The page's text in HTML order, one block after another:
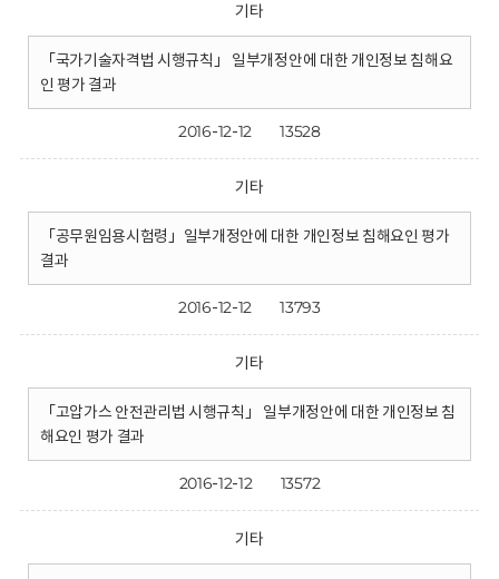
기타
「국가기술자격법 시행규칙」 일부개정안에 대한 개인정보 침해요
인 평가 결과
2016-12-12 13528
기타
「공무원임용시험령」일부개정안에 대한 개인정보 침해요인 평가
결과
2016-12-12 13793
기타
「고압가스 안전관리법 시행규칙」 일부개정안에 대한 개인정보 침
해요인 평가 결과
2016-12-12 13572
기타